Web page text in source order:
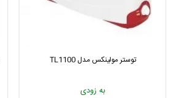
توستر مولینکس مدل TL1100
به زودی